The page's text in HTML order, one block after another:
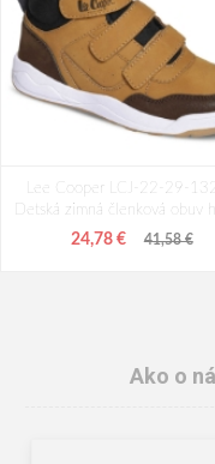
Lee Cooper LCJ-22-29-
Detská zimná členková obuv
24,78 € 41,58 €
Ako o